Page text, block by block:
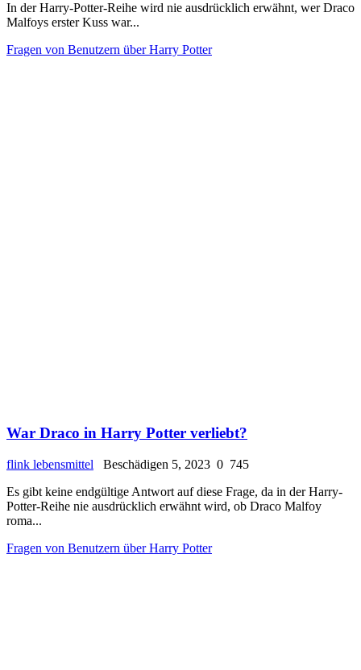
In der Harry-Potter-Reihe wird nie ausdrücklich erwähnt, wer Draco
Malfoys erster Kuss war...
Fragen von Benutzern über Harry Potter
War Draco in Harry Potter verliebt?
flink lebensmittel Beschädigen 5, 2023 0 745
Es gibt keine endgültige Antwort auf diese Frage, da in der Harry-
Potter-Reihe nie ausdrücklich erwähnt wird, ob Draco Malfoy
roma...
Fragen von Benutzern über Harry Potter